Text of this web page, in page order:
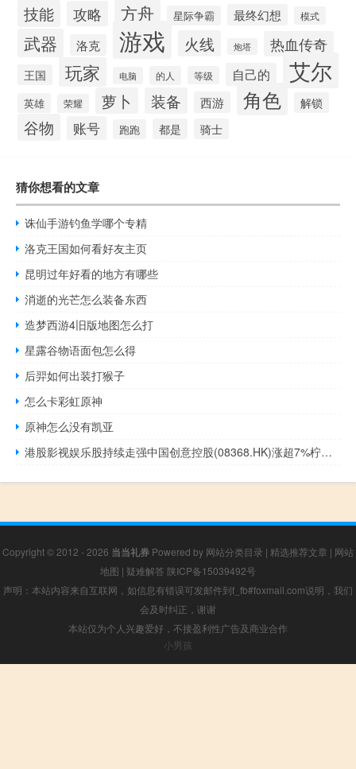
技能 攻略 方舟 星际争霸 最终幻想 模式
武器 洛克 游戏 火线 炮塔 热血传奇
王国 玩家 电脑 的人 等级 自己的 艾尔
英雄 荣耀 萝卜 装备 西游 角色 解锁
谷物 账号 跑跑 都是 骑士
猜你想看的文章
诛仙手游钓鱼学哪个专精
洛克王国如何看好友主页
昆明过年好看的地方有哪些
消逝的光芒怎么装备东西
造梦西游4旧版地图怎么打
星露谷物语面包怎么得
后羿如何出装打猴子
怎么卡彩虹原神
原神怎么没有凯亚
港股影视娱乐股持续走强中国创意控股(08368.HK)涨超7%柠萌影视(09857.HK)、阿里影业(01060.HK)涨近4%IMAX中国(01970.HK)、云音乐(09899.HK)等跟涨
Copyright © 2012 - 2026 当当礼券 Powered by 网站分类目录 | 精选推荐文章 | 网站
地图 | 疑难解答 陕ICP备15039492号
声明：本站内容来自互联网，如信息有错误可发邮件到f_fb#foxmail.com说明，我们
会及时纠正，谢谢
本站仅为个人兴趣爱好，不接盈利性广告及商业合作
小男孩